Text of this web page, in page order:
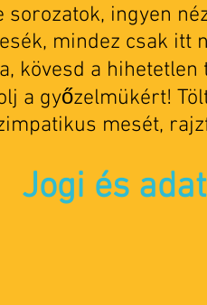
sorozatok, ingyen
mindez csak itt
kövesd a
a győzelmükért!
mesét,
Jogi és